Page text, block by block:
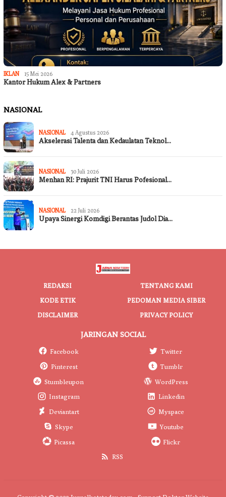
IKLAN 15 Mei 2026
Kantor Hukum Alex & Partners
NASIONAL
NASIONAL 4 Agustus 2026
Akselerasi Talenta dan Kedaulatan Teknol…
NASIONAL 30 Juli 2026
Menhan RI: Prajurit TNI Harus Pofesional…
NASIONAL 22 Juli 2026
Upaya Sinergi Komdigi Berantas Judol Dia…
REDAKSI
TENTANG KAMI
KODE ETIK
PEDOMAN MEDIA SIBER
DISCLAIMER
PRIVACY POLICY
JARINGAN SOCIAL
Facebook
Twitter
Pinterest
Tumblr
Stumbleupon
WordPress
Instagram
Linkedin
Deviantart
Myspace
Skype
Youtube
Picassa
Flickr
RSS